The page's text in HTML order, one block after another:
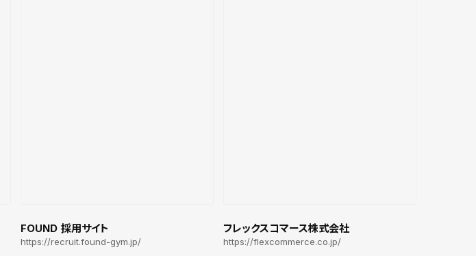
FOUND 採用サイト
https://recruit.found-gym.jp/
フレックスコマース株式会社
https://flexcommerce.co.jp/